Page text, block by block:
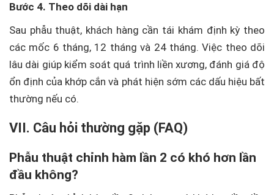
Bước 4. Theo dõi dài hạn
Sau phẫu thuật, khách hàng cần tái khám định kỳ theo
các mốc 6 tháng, 12 tháng và 24 tháng. Việc theo dõi
lâu dài giúp kiểm soát quá trình liền xương, đánh giá độ
ổn định của khớp cắn và phát hiện sớm các dấu hiệu bất
thường nếu có.
VII. Câu hỏi thường gặp (FAQ)
Phẫu thuật chỉnh hàm lần 2 có khó hơn lần
đầu không?